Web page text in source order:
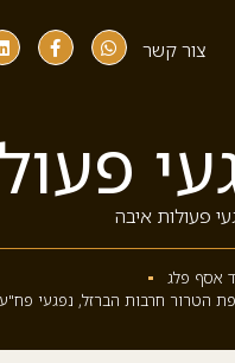
צור קשר
פעולות איבה
אסף פלג
הטרור חרבות הברזל, נפגעי פח"ע